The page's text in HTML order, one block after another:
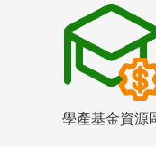
學產基金資源